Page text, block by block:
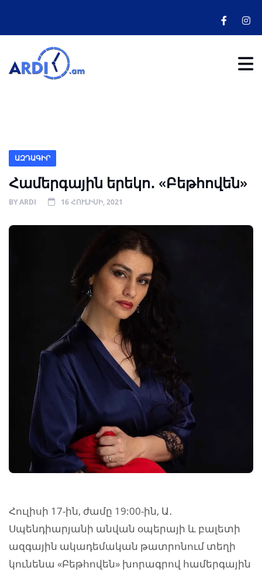
ԱԶԴԱԳԻՐ
Համերգային երեկո․ «Բեթհովեն»
BYARDI 16 ՀՈՒԼԻՍԻ, 2021
Հուլիսի 17-ին, ժամը 19:00-ին, Ա․
Սպենդիարյանի անվան օպերայի և բալետի
ազգային ակադեմական թատրոնում տեղի
կունենա «Բեթհովեն» խորագրով համերգային